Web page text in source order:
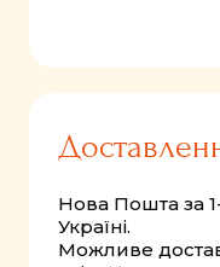
Нова Пошта за
Україні.
Можливе